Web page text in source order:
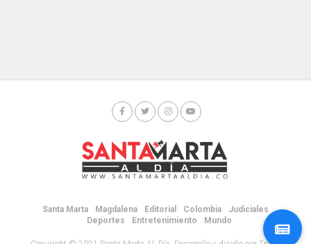
Santa Marta Magdalena Editorial Colombia
Judiciales
Deportes
Entretenimiento Mundo